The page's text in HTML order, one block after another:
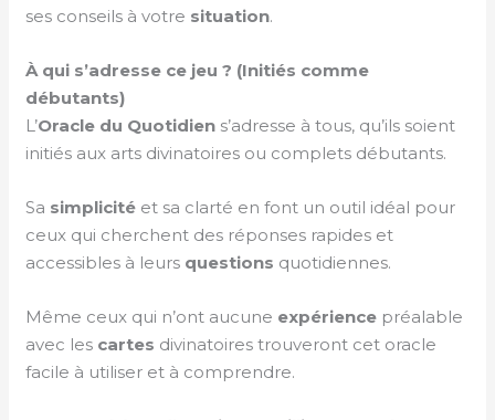
ses conseils à votre situation.
À qui s’adresse ce jeu ? (Initiés comme
débutants)
L’Oracle du Quotidien s’adresse à tous, qu’ils soient
initiés aux arts divinatoires ou complets débutants.
Sa simplicité et sa clarté en font un outil idéal pour
ceux qui cherchent des réponses rapides et
accessibles à leurs questions quotidiennes.
Même ceux qui n’ont aucune expérience préalable
avec les cartes divinatoires trouveront cet oracle
facile à utiliser et à comprendre.